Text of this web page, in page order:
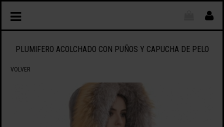
PLUMIFERO ACOLCHADO CON PUÑOS Y CAPUCHA DE PELO
VOLVER